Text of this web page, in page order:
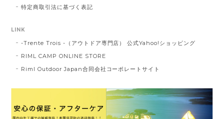
特定商取引法に基づく表記
LINK
-Trente Trois -（アウトドア専門店） 公式Yahoo!ショッピング
RIML CAMP ONLINE STORE
Riml Outdoor Japan合同会社コーポレートサイト